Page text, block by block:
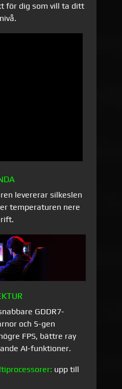
för dig som vill ta ditt
levererar silkeslen
temperaturen nere
GDDR7-
och 5-gen
FPS, bättre ray
AI-funktioner.
upp till